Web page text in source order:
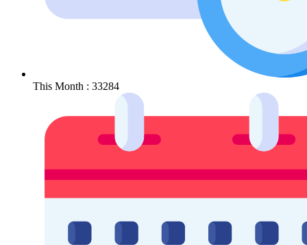
This Month : 33284